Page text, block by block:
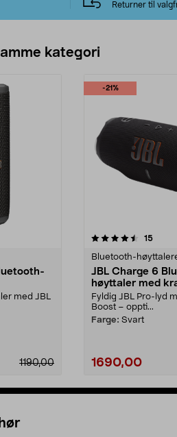
Returner til
kategori
med JBL
1190,00
-21%
15
Bluetooth-
JBL Charge 6
høyttaler med
Fyldig JBL Pro-lyd
Boost – oppti...
Farge: Svart
1690,00
4.0 av 5